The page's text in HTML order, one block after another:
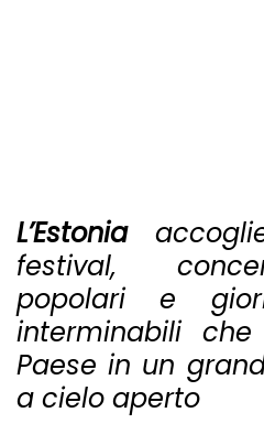
L’Estonia
festival,
popolari e
interminabili
Paese in un
a cielo aperto